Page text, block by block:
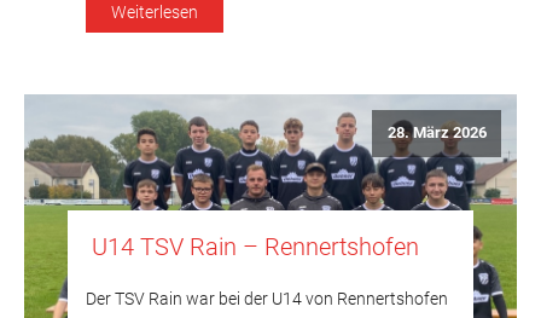
sicher und erspielten sich zahlreiche Torchancen.
Weiterlesen
28. März 2026
U14 TSV Rain – Rennertshofen
Der TSV Rain war bei der U14 von Rennertshofen